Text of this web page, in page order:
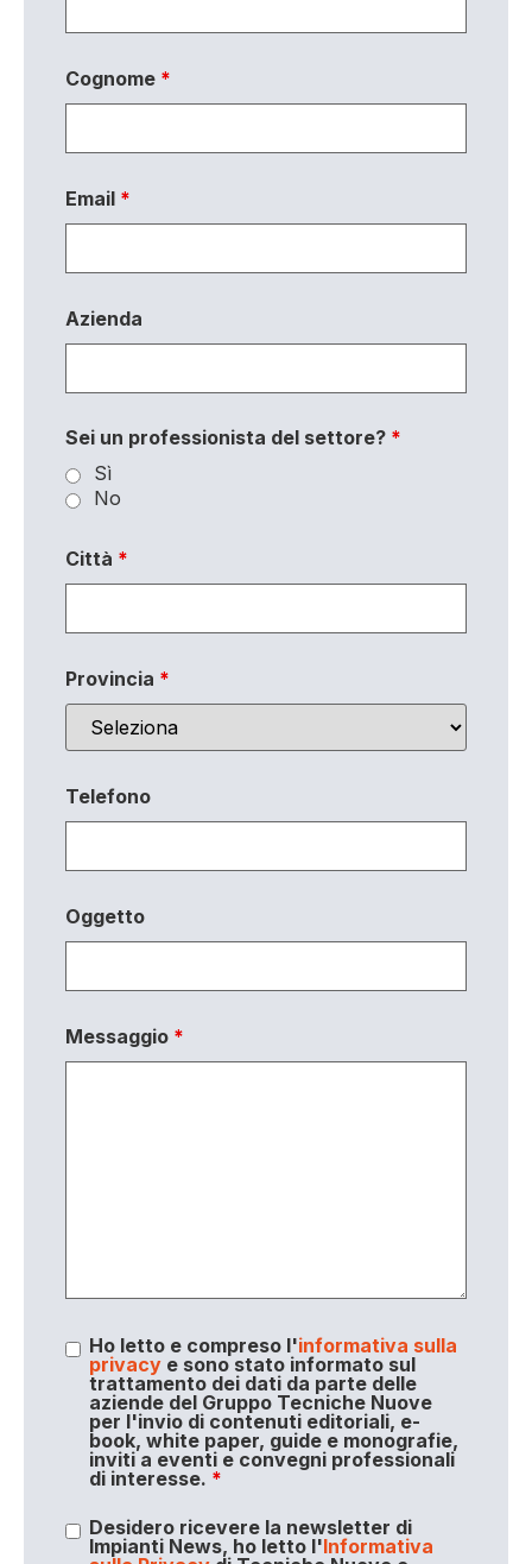
Cognome *
Email *
Azienda
Sei un professionista del settore? *
Sì
No
Città *
Provincia *
Telefono
Oggetto
Messaggio *
Ho letto e compreso l'informativa sulla
privacye sono stato informato sul
trattamento dei dati da parte delle
aziende del Gruppo Tecniche Nuove
per l'invio di contenuti editoriali, e-
book, white paper, guide e monografie,
inviti a eventi e convegni professionali
di interesse. *
Desidero ricevere la newsletter di
Impianti News, ho letto l'Informativa